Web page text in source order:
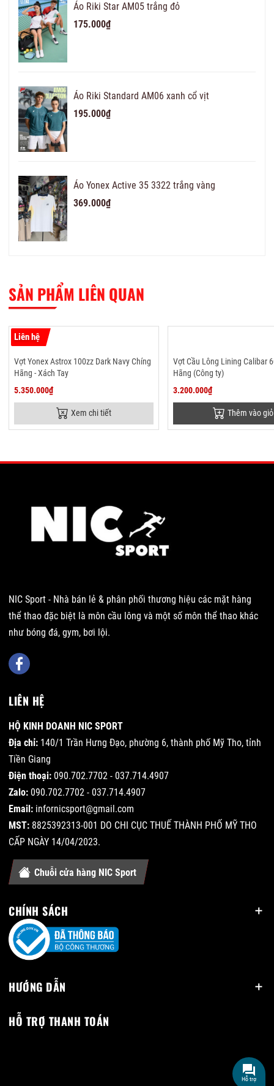
Áo Riki Star AM05 trắng đỏ
175.000₫
Áo Riki Standard AM06 xanh cổ vịt
195.000₫
Áo Yonex Active 35 3322 trắng vàng
369.000₫
SẢN PHẨM LIÊN QUAN
Liên hệ
Vợt Yonex Astrox 100zz Dark Navy Chíng
Hãng - Xách Tay
5.350.000₫
Xem chi tiết
Vợt Cầu Lông Lining Calibar
Hãng (Công ty)
3.200.000₫
Thêm vào giỏ
NIC Sport - Nhà bán lẻ & phân phối thương hiệu các mặt hàng
thể thao đặc biệt là môn cầu lông và một số môn thể thao khác
như bóng đá, gym, bơi lội.
LIÊN HỆ
HỘ KINH DOANH NIC SPORT
Địa chỉ: 140/1 Trần Hưng Đạo, phường 6, thành phố Mỹ Tho, tỉnh
Tiền Giang
Điện thoại: 090.702.7702 - 037.714.4907
Zalo: 090.702.7702 - 037.714.4907
Email: infornicsport@gmail.com
MST: 8825392313-001 DO CHI CỤC THUẾ THÀNH PHỐ MỸ THO
CẤP NGÀY 14/04/2023.
Chuỗi cửa hàng NIC Sport
CHÍNH SÁCH
HƯỚNG DẪN
HỖ TRỢ THANH TOÁN
Hỗ trợ